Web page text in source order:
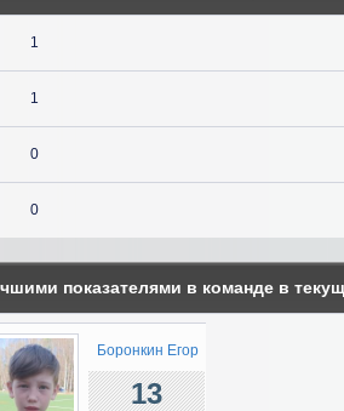
1
1
0
0
показателями в команде в
Боронкин Егор
13